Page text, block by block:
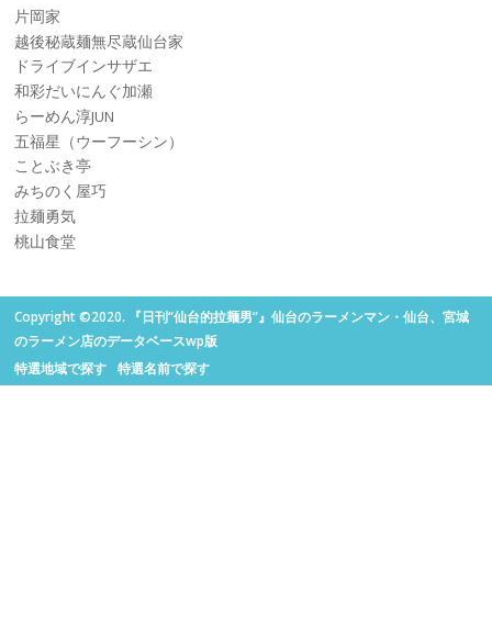
片岡家
越後秘蔵麺無尽蔵仙台家
ドライブインサザエ
和彩だいにんぐ加瀬
らーめん淳JUN
五福星（ウーフーシン）
ことぶき亭
みちのく屋巧
拉麺勇気
桃山食堂
Copyright ©2020. 『日刊“仙台的拉麺男”』仙台のラーメンマン・仙台、宮城
のラーメン店のデータベースwp版
特選地域で探す
特選名前で探す